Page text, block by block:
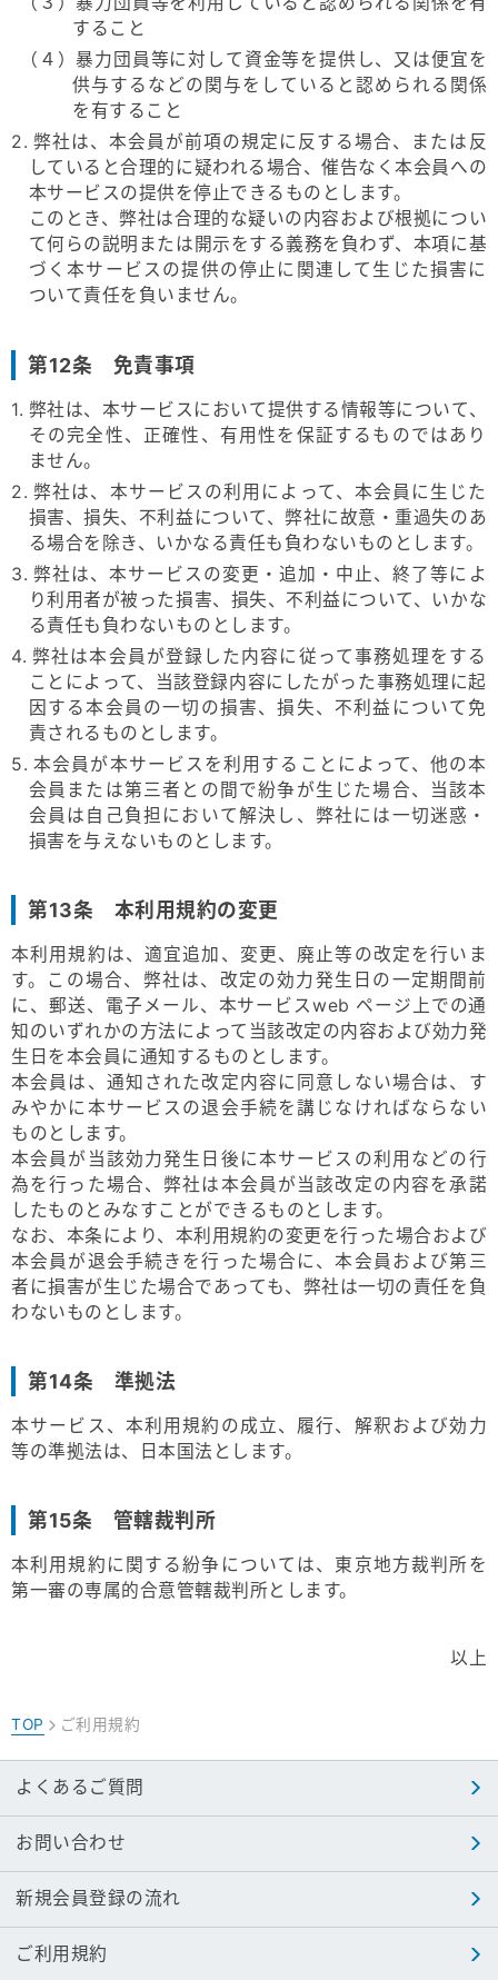
すること
（４）暴力団員等に対して資金等を提供し、又は便宜を
供与するなどの関与をしていると認められる関係
を有すること
2. 弊社は、本会員が前項の規定に反する場合、または反
していると合理的に疑われる場合、催告なく本会員への
本サービスの提供を停止できるものとします。
このとき、弊社は合理的な疑いの内容および根拠につい
て何らの説明または開示をする義務を負わず、本項に基
づく本サービスの提供の停止に関連して生じた損害に
ついて責任を負いません。
第12条 免責事項
1. 弊社は、本サービスにおいて提供する情報等について、
その完全性、正確性、有用性を保証するものではあり
ません。
2. 弊社は、本サービスの利用によって、本会員に生じた
損害、損失、不利益について、弊社に故意・重過失のあ
る場合を除き、いかなる責任も負わないものとします。
3. 弊社は、本サービスの変更・追加・中止、終了等によ
り利用者が被った損害、損失、不利益について、いかな
る責任も負わないものとします。
4. 弊社は本会員が登録した内容に従って事務処理をする
ことによって、当該登録内容にしたがった事務処理に起
因する本会員の一切の損害、損失、不利益について免
責されるものとします。
5. 本会員が本サービスを利用することによって、他の本
会員または第三者との間で紛争が生じた場合、当該本
会員は自己負担において解決し、弊社には一切迷惑・
損害を与えないものとします。
第13条 本利用規約の変更
本利用規約は、適宜追加、変更、廃⽌等の改定を⾏いま
す。この場合、弊社は、改定の効力発生⽇の⼀定期間前
に、郵送、電子メール、本サービスweb ページ上での通
知のいずれかの方法によって当該改定の内容および効力発
生日を本会員に通知するものとします。
本会員は、通知された改定内容に同意しない場合は、す
みやかに本サービスの退会⼿続を講じなければならない
ものとします。
本会員が当該効力発生⽇後に本サービスの利⽤などの⾏
為を⾏った場合、弊社は本会員が当該改定の内容を承諾
したものとみなすことができるものとします。
なお、本条により、本利用規約の変更を⾏った場合および
本会員が退会⼿続きを⾏った場合に、本会員および第三
者に損害が⽣じた場合であっても、弊社は⼀切の責任を負
わないものとします。
第14条 準拠法
本サービス、本利用規約の成立、履行、解釈および効力
等の準拠法は、日本国法とします。
第15条 管轄裁判所
本利用規約に関する紛争については、東京地方裁判所を
第一審の専属的合意管轄裁判所とします。
以上
TOP > ご利用規約
よくあるご質問
お問い合わせ
新規会員登録の流れ
ご利用規約